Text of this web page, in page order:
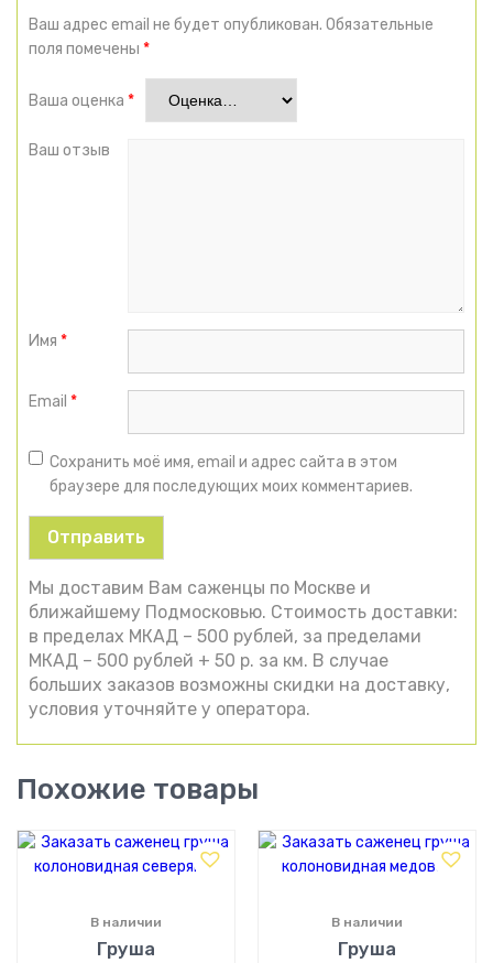
Ваш адрес email не будет опубликован. Обязательные
поля помечены *
Ваша оценка *
Ваш отзыв
Имя *
Email *
Сохранить моё имя, email и адрес сайта в этом
браузере для последующих моих комментариев.
Мы доставим Вам саженцы по Москве и
ближайшему Подмосковью. Стоимость доставки:
в пределах МКАД – 500 рублей, за пределами
МКАД – 500 рублей + 50 р. за км. В случае
больших заказов возможны скидки на доставку,
условия уточняйте у оператора.
Похожие товары
Груша
В наличии
Груша
В наличии